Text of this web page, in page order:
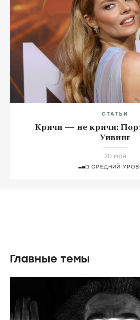
СТАТЬИ
Кричи — не кричи:
Уивинг
20 мая
СРЕДНИЙ
Главные темы